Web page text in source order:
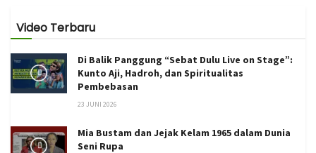
Video Terbaru
Di Balik Panggung “Sebat Dulu Live on Stage”:
Kunto Aji, Hadroh, dan Spiritualitas
Pembebasan
23 JUNI 2026
Mia Bustam dan Jejak Kelam 1965 dalam Dunia
Seni Rupa